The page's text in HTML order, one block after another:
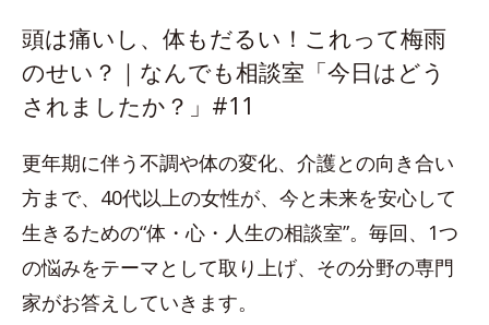
頭は痛いし、体もだるい！これって梅雨
のせい？｜なんでも相談室「今日はどう
されましたか？」#11
更年期に伴う不調や体の変化、介護との向き合い
方まで、40代以上の女性が、今と未来を安心して
生きるための“体・心・人生の相談室”。毎回、1つ
の悩みをテーマとして取り上げ、その分野の専門
家がお答えしていきます。